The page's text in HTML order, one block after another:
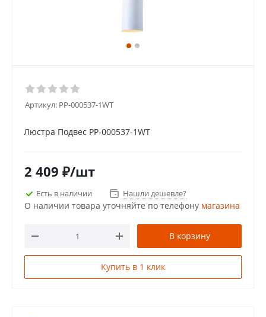
Артикул: PP-000537-1WT
Люстра Подвес PP-000537-1WT
2 409 ₽/шт
Есть в наличии Нашли дешевле?
О наличии товара уточняйте по телефону магазина
В корзину
Купить в 1 клик